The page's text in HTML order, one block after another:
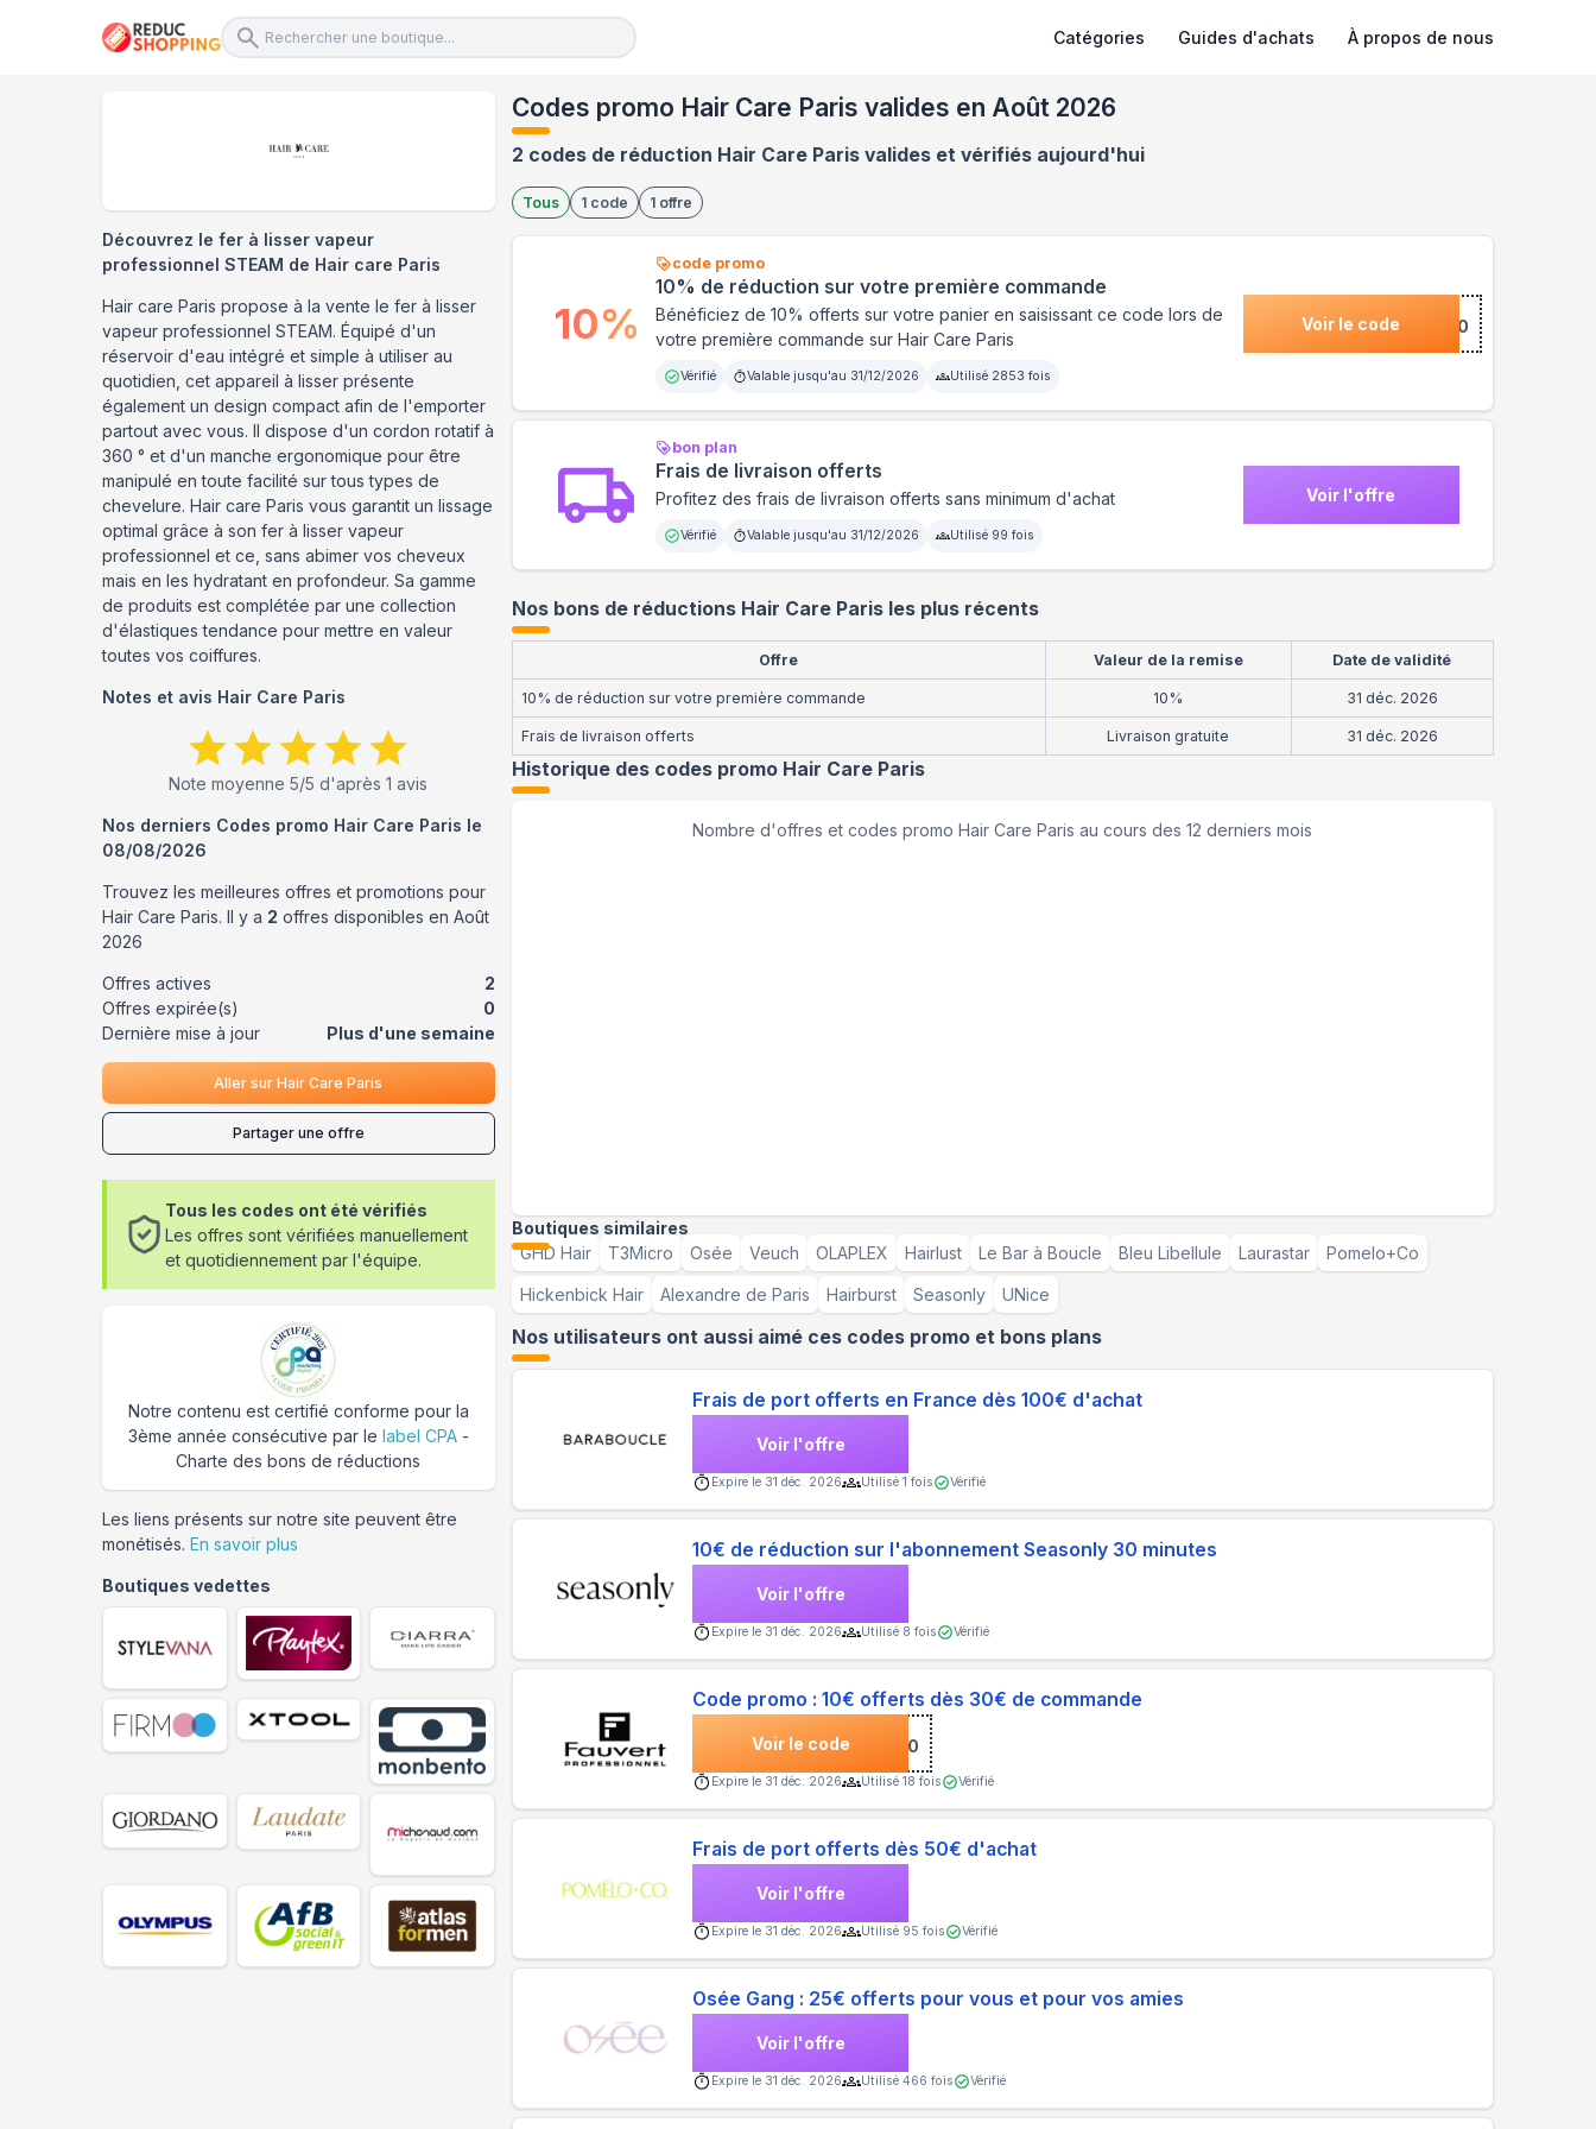
Catégories Guides d'achats À propos de nous
Codes promo Hair Care Paris valides en Août 2026
2 codes de réduction Hair Care Paris valides et vérifiés aujourd'hui
Tous 1 code 1 offre
code promo
10% de réduction sur votre première commande
Bénéficiez de 10% offerts sur votre panier en saisissant ce code lors de
votre première commande sur Hair Care Paris
Vérifié Valable jusqu'au 31/12/2026 Utilisé 2853 fois
Voir le code***COME10
10%
bon plan
Frais de livraison offerts
Profitez des frais de livraison offerts sans minimum d'achat
Vérifié Valable jusqu'au 31/12/2026 Utilisé 99 fois
Voir l'offre
Nos bons de réductions Hair Care Paris les plus récents
Offre Valeur de la remise Date de validité
10% de réduction sur votre première commande 10% 31 déc. 2026
Frais de livraison offerts Livraison gratuite 31 déc. 2026
Historique des codes promo Hair Care Paris
Nombre d'offres et codes promoHair Care Paris au cours des 12 derniers mois
Boutiques similaires
GHD Hair
T3Micro Osée Veuch OLAPLEX Hairlust Le Bar à Boucle Bleu Libellule Laurastar Pomelo+Co
Hickenbick Hair Alexandre de Paris Hairburst Seasonly UNice
Nos utilisateurs ont aussi aimé ces codes promo et bons plans
Frais de port offerts en France dès 100€ d'achat
Voir l'offre
Expire le 31 déc. 2026 Utilisé1 fois Vérifié
10€ de réduction sur l'abonnement Seasonly 30 minutes
Voir l'offre
Expire le 31 déc. 2026 Utilisé 8 fois Vérifié
Code promo : 10€ offerts dès 30€ de commande
Voir le code ***10
Expire le 31 déc. 2026 Utilisé18 fois Vérifié
Frais de port offerts dès 50€ d'achat
Voir l'offre
Expire le 31 déc. 2026 Utilisé 95 fois Vérifié
Osée Gang : 25€ offerts pour vous et pour vos amies
Voir l'offre
Expire le 31 déc. 2026 Utilisé466 fois Vérifié
Découvrez le fer à lisser vapeur
professionnel STEAM de Hair care Paris
Hair care Paris propose à la vente le fer à lisser
vapeur professionnel STEAM. Équipé d'un
réservoir d'eau intégré et simple à utiliser au
quotidien, cet appareil à lisser présente
également un design compact afin de l'emporter
partout avec vous. Il dispose d'un cordon rotatif à
360 ° et d'un manche ergonomique pour être
manipulé en toute facilité sur tous types de
chevelure. Hair care Paris vous garantit un lissage
optimal grâce à son fer à lisser vapeur
professionnel et ce, sans abimer vos cheveux
mais en les hydratant en profondeur. Sa gamme
de produits est complétée par une collection
d'élastiques tendance pour mettre en valeur
toutes vos coiffures.
Notes et avis Hair Care Paris
Note moyenne5/5 d'après1 avis
Nos derniers Codes promo Hair Care Paris le
08/08/2026
Trouvez les meilleures offres et promotions pour
Hair Care Paris. Il y a 2 offres disponibles en Août
2026
Offres actives
2
Offres expirée(s)
0
Dernière mise à jour
Plus d'une semaine
Aller surHair Care Paris
Partager une offre
Tous les codes ont été vérifiés
Les offres sont vérifiées manuellement
et quotidiennement par l'équipe.
Notre contenu est certifié conforme pour la
3ème année consécutive par le label CPA-
Charte des bons de réductions
Les liens présents sur notre site peuvent être
monétisés. En savoir plus
Boutiques vedettes